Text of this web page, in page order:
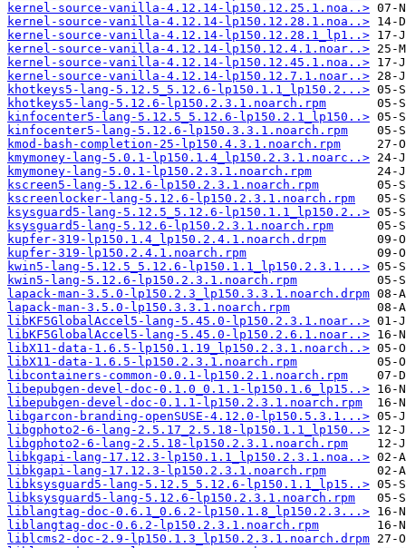
kernel-source-vanilla-4.12.14-lp150.12.25.1.noa..>
kernel-source-vanilla-4.12.14-lp150.12.28.1.noa..>
kernel-source-vanilla-4.12.14-lp150.12.28.1_lp1..>
kernel-source-vanilla-4.12.14-lp150.12.4.1.noar..>
kernel-source-vanilla-4.12.14-lp150.12.45.1.noa..>
kernel-source-vanilla-4.12.14-lp150.12.7.1.noar..>
khotkeys5-lang-5.12.5_5.12.6-lp150.1.1_lp150.2...>
khotkeys5-lang-5.12.6-lp150.2.3.1.noarch.rpm
kinfocenter5-lang-5.12.5_5.12.6-lp150.2.1_lp150..>
kinfocenter5-lang-5.12.6-lp150.3.3.1.noarch.rpm
kmod-bash-completion-25-lp150.4.3.1.noarch.rpm
kmymoney-lang-5.0.1-lp150.1.4_lp150.2.3.1.noarc..>
kmymoney-lang-5.0.1-lp150.2.3.1.noarch.rpm
kscreen5-lang-5.12.6-lp150.2.3.1.noarch.rpm
kscreenlocker-lang-5.12.6-lp150.2.3.1.noarch.rpm
ksysguard5-lang-5.12.5_5.12.6-lp150.1.1_lp150.2..>
ksysguard5-lang-5.12.6-lp150.2.3.1.noarch.rpm
kupfer-319-lp150.1.4_lp150.2.4.1.noarch.drpm
kupfer-319-lp150.2.4.1.noarch.rpm
kwin5-lang-5.12.5_5.12.6-lp150.1.1_lp150.2.3.1...>
kwin5-lang-5.12.6-lp150.2.3.1.noarch.rpm
lapack-man-3.5.0-lp150.2.3_lp150.3.3.1.noarch.drpm
lapack-man-3.5.0-lp150.3.3.1.noarch.rpm
libKF5GlobalAccel5-lang-5.45.0-lp150.2.3.1.noar..>
libKF5GlobalAccel5-lang-5.45.0-lp150.2.6.1.noar..>
libX11-data-1.6.5-lp150.1.19_lp150.2.3.1.noarch..>
libX11-data-1.6.5-lp150.2.3.1.noarch.rpm
libcontainers-common-0.0.1-lp150.2.1.noarch.rpm
libepubgen-devel-doc-0.1.0_0.1.1-lp150.1.6_lp15..>
libepubgen-devel-doc-0.1.1-lp150.2.3.1.noarch.rpm
libgarcon-branding-openSUSE-4.12.0-lp150.5.3.1...>
libgphoto2-6-lang-2.5.17_2.5.18-lp150.1.1_lp150..>
libgphoto2-6-lang-2.5.18-lp150.2.3.1.noarch.rpm
libkgapi-lang-17.12.3-lp150.1.1_lp150.2.3.1.noa..>
libkgapi-lang-17.12.3-lp150.2.3.1.noarch.rpm
libksysguard5-lang-5.12.5_5.12.6-lp150.1.1_lp15..>
libksysguard5-lang-5.12.6-lp150.2.3.1.noarch.rpm
liblangtag-doc-0.6.1_0.6.2-lp150.1.8_lp150.2.3...>
liblangtag-doc-0.6.2-lp150.2.3.1.noarch.rpm
liblcms2-doc-2.9-lp150.1.3_lp150.2.3.1.noarch.drpm